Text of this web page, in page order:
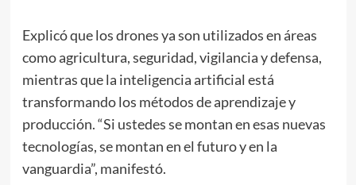
Explicó que los drones ya son utilizados en áreas
como agricultura, seguridad, vigilancia y defensa,
mientras que la inteligencia artificial está
transformando los métodos de aprendizaje y
producción. “Si ustedes se montan en esas nuevas
tecnologías, se montan en el futuro y en la
vanguardia”, manifestó.